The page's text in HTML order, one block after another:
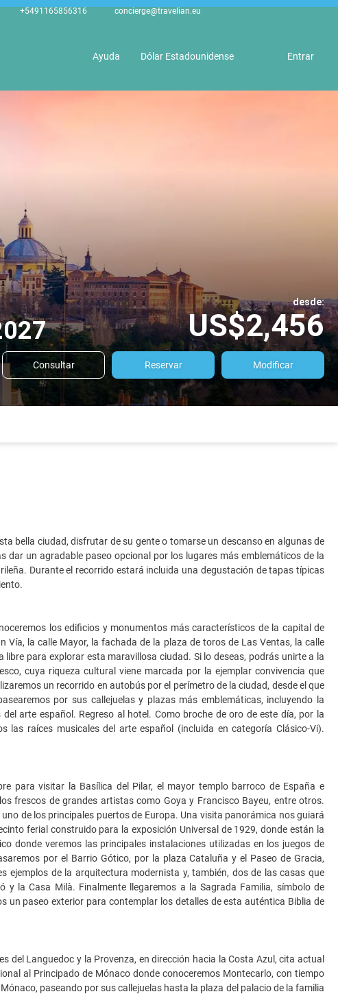
+5491165856316 concierge@travelian.eu
Ayuda Dólar Estadounidense Entrar
desde:
US$2,456
Consultar Reservar Modificar
bella ciudad, disfrutar de su gente o tomarse un descanso en algunas de
dar un agradable paseo opcional por los lugares más emblemáticos de la
Durante el recorrido estará incluida una degustación de tapas típicas
los edificios y monumentos más característicos de la capital de
Vía, la calle Mayor, la fachada de la plaza de toros de Las Ventas, la calle
para explorar esta maravillosa ciudad. Si lo deseas, podrás unirte a la
cuya riqueza cultural viene marcada por la ejemplar convivencia que
un recorrido en autobús por el perímetro de la ciudad, desde el que
por sus callejuelas y plazas más emblemáticas, incluyendo la
arte español. Regreso al hotel. Como broche de oro de este día, por la
raíces musicales del arte español (incluida en categoría Clásico-Vi).
para visitar la Basílica del Pilar, el mayor templo barroco de España e
frescos de grandes artistas como Goya y Francisco Bayeu, entre otros.
de los principales puertos de Europa. Una visita panorámica nos guiará
ferial construido para la exposición Universal de 1929, donde están la
donde veremos las principales instalaciones utilizadas en los juegos de
por el Barrio Gótico, por la plaza Cataluña y el Paseo de Gracia,
ejemplos de la arquitectura modernista y, también, dos de las casas que
la Casa Milà. Finalmente llegaremos a la Sagrada Familia, símbolo de
un paseo exterior para contemplar los detalles de esta auténtica Biblia de
del Languedoc y la Provenza, en dirección hacia la Costa Azul, cita actual
al Principado de Mónaco donde conoceremos Montecarlo, con tiempo
paseando por sus callejuelas hasta la plaza del palacio de la familia